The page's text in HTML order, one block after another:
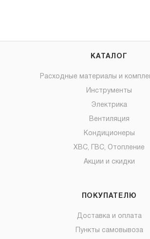
КАТАЛОГ
Расходные материалы и
Инструменты
Электрика
Вентиляция
Кондиционеры
ХВС, ГВС, Отопление
Акции и скидки
ПОКУПАТЕЛЮ
Доставка и оплата
Пункты самовывоза